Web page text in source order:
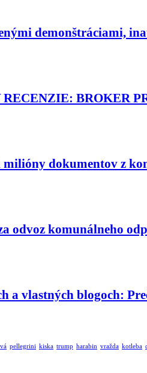
demonštráciami,
RECENZIE: BROKER
dokumentov z
odvoz komunálneho
a vlastných blogoch:
pellegrini kiska trump harabin vražda kotleba